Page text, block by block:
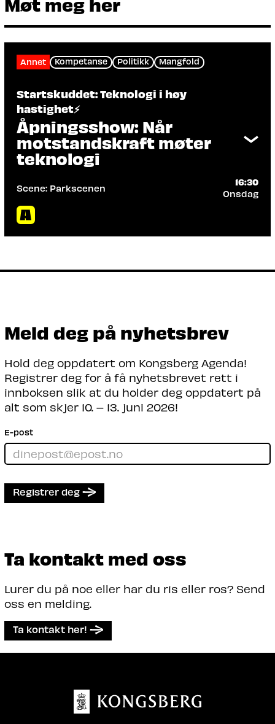
Annet Kompetanse Politikk Mangfold
Startskuddet: Teknologi i høy
hastighet⚡️
Åpningsshow: Når
motstandskraft møter
teknologi
Scene: Parkscenen
16:30
Onsdag
presisjon og høyt tempo – der
vektig næringslivspanel🔥
Meld deg på nyhetsbrev
Hold deg oppdatert om Kongsberg Agenda!
Registrer deg for å få nyhetsbrevet rett i
innboksen slik at du holder deg oppdatert på
alt som skjer 10. – 13. juni 2026!
E-post
Registrer deg
Ta kontakt med oss
Lurer du på noe eller har du ris eller ros? Send
oss en melding.
Ta kontakt her!